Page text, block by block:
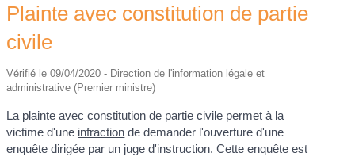
Plainte avec constitution de partie
civile
Vérifié le 09/04/2020 - Direction de l'information légale et
administrative (Premier ministre)
La plainte avec constitution de partie civile permet à la
victime d'une infraction de demander l'ouverture d'une
enquête dirigée par un juge d'instruction. Cette enquête est